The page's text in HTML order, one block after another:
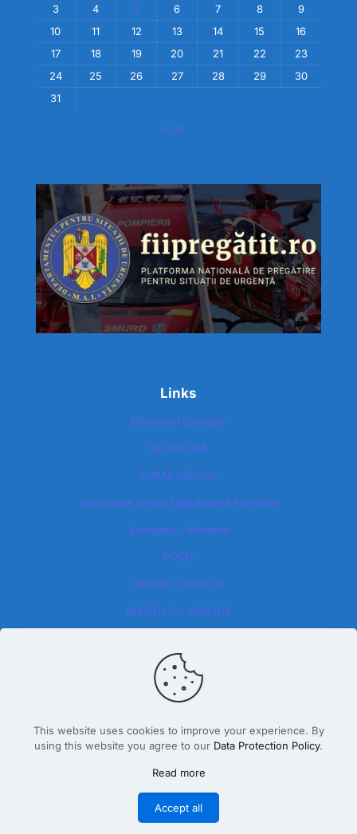
3
4 5 6 7 8
9
10
11 12 13 14 15
16
17
18 19 20 21 22
23
24
25 26 27 28 29
30
31
« Jul
Links
Ministerul Educatiei
ISJ VÂLCEA
CJRAE VÂLCEA
Autoritatea pentru Digitalizarea României​
Europass – Romania
POCU
BRITISH COUNCIL
INSTITUTUL GOETHE
Design By Dăscălete Alexandru 2026
This website uses cookies to improve your experience. By
using this website you agree to our Data Protection Policy.
Read more
Accept all